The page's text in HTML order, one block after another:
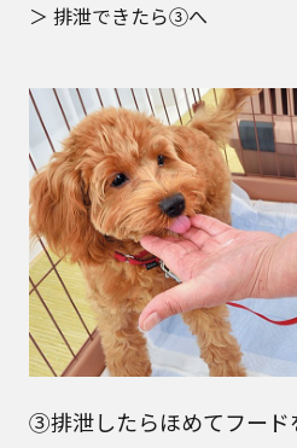
＞ 排泄できたら③へ
③排泄したらほめてフード